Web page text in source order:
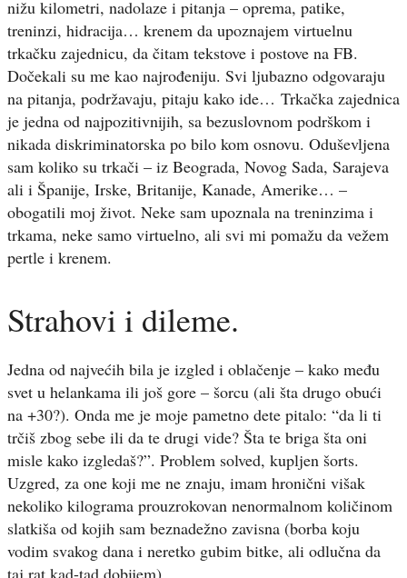
nižu kilometri, nadolaze i pitanja – oprema, patike,
treninzi, hidracija… krenem da upoznajem virtuelnu
trkačku zajednicu, da čitam tekstove i postove na FB.
Dočekali su me kao najrođeniju. Svi ljubazno odgovaraju
na pitanja, podržavaju, pitaju kako ide… Trkačka zajednica
je jedna od najpozitivnijih, sa bezuslovnom podrškom i
nikada diskriminatorska po bilo kom osnovu. Oduševljena
sam koliko su trkači – iz Beograda, Novog Sada, Sarajeva
ali i Španije, Irske, Britanije, Kanade, Amerike… –
obogatili moj život. Neke sam upoznala na treninzima i
trkama, neke samo virtuelno, ali svi mi pomažu da vežem
pertle i krenem.
Strahovi i dileme.
Jedna od najvećih bila je izgled i oblačenje – kako među
svet u helankama ili još gore – šorcu (ali šta drugo obući
na +30?). Onda me je moje pametno dete pitalo: “da li ti
trčiš zbog sebe ili da te drugi vide? Šta te briga šta oni
misle kako izgledaš?”. Problem solved, kupljen šorts.
Uzgred, za one koji me ne znaju, imam hronični višak
nekoliko kilograma prouzrokovan nenormalnom količinom
slatkiša od kojih sam beznadežno zavisna (borba koju
vodim svakog dana i neretko gubim bitke, ali odlučna da
taj rat kad-tad dobijem).